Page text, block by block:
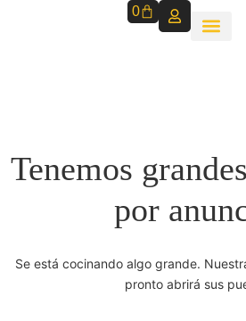
0
Tenemos
por
Se está cocinando algo grande.
pronto abrirá sus